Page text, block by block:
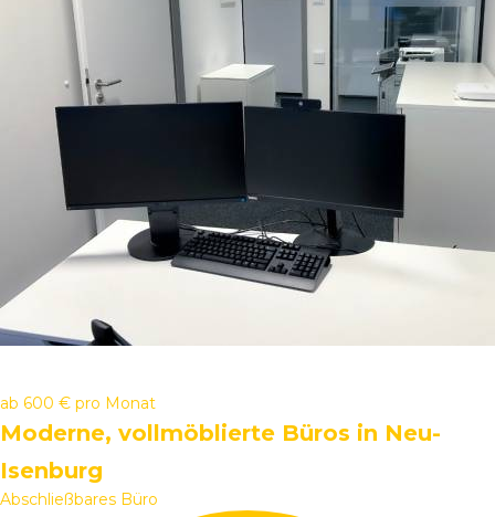
ab 600 € pro Monat
Moderne, vollmöblierte Büros in Neu-
Isenburg
Abschließbares Büro